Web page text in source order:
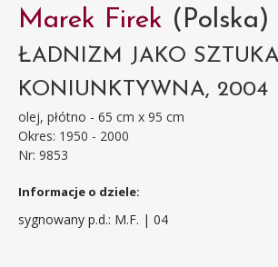
Marek Firek (Polska)
ŁADNIZM JAKO SZTUKA
KONIUNKTYWNA, 2004
olej, płótno - 65 cm x 95 cm
Okres: 1950 - 2000
Nr: 9853
Informacje o dziele:
sygnowany p.d.: M.F. | 04